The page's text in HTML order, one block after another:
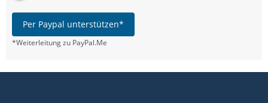
Per Paypal unterstützen*
*Weiterleitung zu PayPal.Me